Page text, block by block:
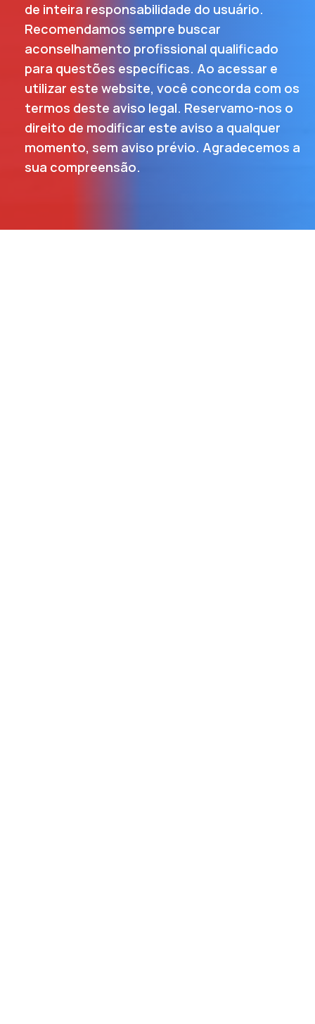
de inteira responsabilidade do usuário.
Recomendamos sempre buscar
aconselhamento profissional qualificado
para questões específicas. Ao acessar e
utilizar este website, você concorda com os
termos deste aviso legal. Reservamo-nos o
direito de modificar este aviso a qualquer
momento, sem aviso prévio. Agradecemos a
sua compreensão.